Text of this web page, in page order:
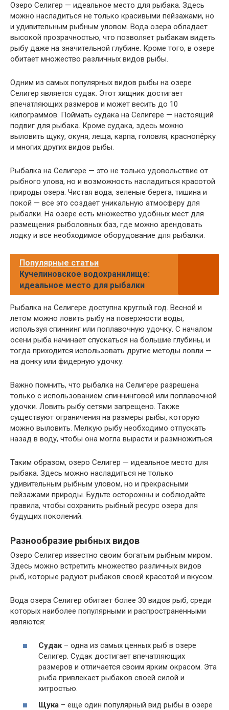
Озеро Селигер — идеальное место для рыбака. Здесь
можно насладиться не только красивыми пейзажами, но
и удивительным рыбным уловом. Вода озера обладает
высокой прозрачностью, что позволяет рыбакам видеть
рыбу даже на значительной глубине. Кроме того, в озере
обитает множество различных видов рыбы.
Одним из самых популярных видов рыбы на озере
Селигер является судак. Этот хищник достигает
впечатляющих размеров и может весить до 10
килограммов. Поймать судака на Селигере — настоящий
подвиг для рыбака. Кроме судака, здесь можно
выловить щуку, окуня, леща, карпа, головля, краснопёрку
и многих других видов рыбы.
Рыбалка на Селигере — это не только удовольствие от
рыбного улова, но и возможность насладиться красотой
природы озера. Чистая вода, зеленые берега, тишина и
покой — все это создает уникальную атмосферу для
рыбалки. На озере есть множество удобных мест для
размещения рыболовных баз, где можно арендовать
лодку и все необходимое оборудование для рыбалки.
Популярные статьи
Кучелиновское водохранилище:
идеальное место для рыбалки
Рыбалка на Селигере доступна круглый год. Весной и
летом можно ловить рыбу на поверхности воды,
используя спиннинг или поплавочную удочку. С началом
осени рыба начинает спускаться на большие глубины, и
тогда приходится использовать другие методы ловли —
на донку или фидерную удочку.
Важно помнить, что рыбалка на Селигере разрешена
только с использованием спиннинговой или поплавочной
удочки. Ловить рыбу сетями запрещено. Также
существуют ограничения на размеры рыбы, которую
можно выловить. Мелкую рыбу необходимо отпускать
назад в воду, чтобы она могла вырасти и размножиться.
Таким образом, озеро Селигер — идеальное место для
рыбака. Здесь можно насладиться не только
удивительным рыбным уловом, но и прекрасными
пейзажами природы. Будьте осторожны и соблюдайте
правила, чтобы сохранить рыбный ресурс озера для
будущих поколений.
Разнообразие рыбных видов
Озеро Селигер известно своим богатым рыбным миром.
Здесь можно встретить множество различных видов
рыб, которые радуют рыбаков своей красотой и вкусом.
Вода озера Селигер обитает более 30 видов рыб, среди
которых наиболее популярными и распространенными
являются:
Судак– одна из самых ценных рыб в озере
Селигер. Судак достигает впечатляющих
размеров и отличается своим ярким окрасом. Эта
рыба привлекает рыбаков своей силой и
хитростью.
Щука – еще один популярный вид рыбы в озере